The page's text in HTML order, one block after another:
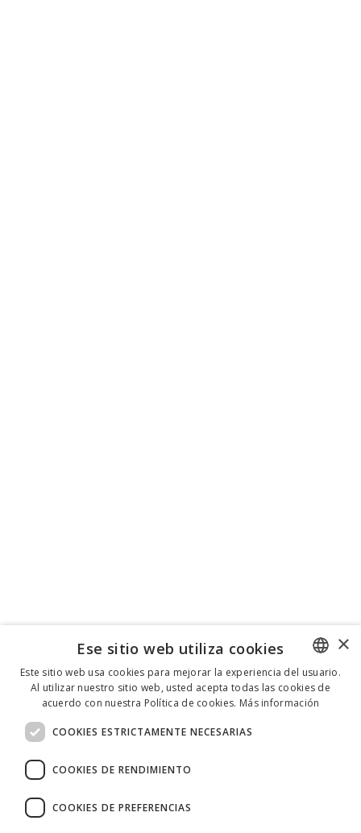
ENGLISH
×
Ese sitio web utiliza cookies
Este sitio web usa cookies para mejorar la experiencia del usuario.
Al utilizar nuestro sitio web, usted acepta todas las cookies de
acuerdo con nuestra Política de cookies. Más información
COOKIES ESTRICTAMENTE NECESARIAS
COOKIES DE RENDIMIENTO
COOKIES DE PREFERENCIAS